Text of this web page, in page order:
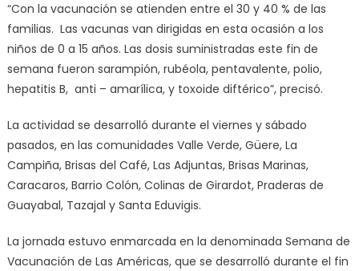
“Con la vacunación se atienden entre el 30 y 40 % de las
familias. Las vacunas van dirigidas en esta ocasión a los
niños de 0 a 15 años. Las dosis suministradas este fin de
semana fueron sarampión, rubéola, pentavalente, polio,
hepatitis B, anti – amarílica, y toxoide diftérico”, precisó.
La actividad se desarrolló durante el viernes y sábado
pasados, en las comunidades Valle Verde, Güere, La
Campiña, Brisas del Café, Las Adjuntas, Brisas Marinas,
Caracaros, Barrio Colón, Colinas de Girardot, Praderas de
Guayabal, Tazajal y Santa Eduvigis.
La jornada estuvo enmarcada en la denominada Semana de
Vacunación de Las Américas, que se desarrolló durante el fin